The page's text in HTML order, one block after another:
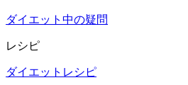
ダイエット中の疑問
レシピ
ダイエットレシピ